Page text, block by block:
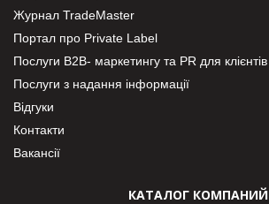
Журнал TradeMaster
Портал про Private Label
Послуги В2В- маркетингу та PR для клієнтів
Послуги з надання інформації
Відгуки
Контакти
Вакансії
КАТАЛОГ КОМПАНИЙ